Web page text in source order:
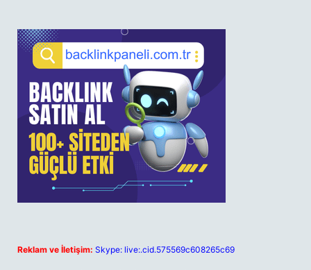
Reklam ve İletişim: Skype: live:.cid.575569c608265c69